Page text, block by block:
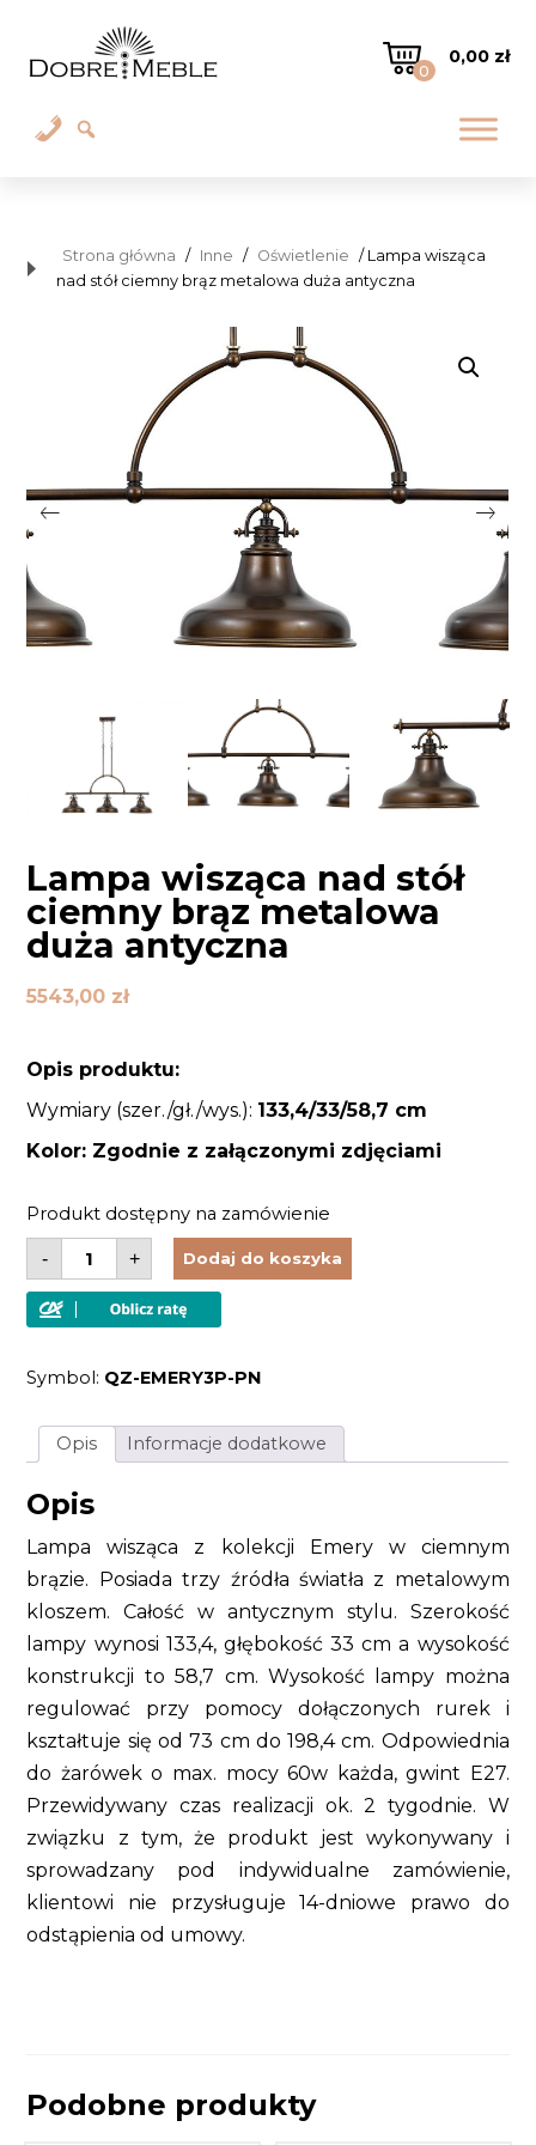
0
0,00 zł
Strona główna / Inne / Oświetlenie / Lampa wisząca
nad stół ciemny brąz metalowa duża antyczna
Lampa wisząca nad stół
ciemny brąz metalowa
duża antyczna
5543,00 zł
Opis produktu:
Wymiary (szer./gł./wys.): 133,4/33/58,7 cm
Kolor: Zgodnie z załączonymi zdjęciami
Produkt dostępny na zamówienie
-
ilość
Lampa
wisząca
nad
stół
metalowa
+ Dodaj do koszyka
Symbol: QZ-EMERY3P-PN
Opis Informacje dodatkowe
Opis
Lampa wisząca z kolekcji Emery w ciemnym
brązie. Posiada trzy źródła światła z metalowym
kloszem. Całość w antycznym stylu. Szerokość
lampy wynosi 133,4, głębokość 33 cm a wysokość
konstrukcji to 58,7 cm. Wysokość lampy można
regulować przy pomocy dołączonych rurek i
kształtuje się od 73 cm do 198,4 cm. Odpowiednia
do żarówek o max. mocy 60w każda, gwint E27.
Przewidywany czas realizacji ok. 2 tygodnie. W
związku z tym, że produkt jest wykonywany i
sprowadzany pod indywidualne zamówienie,
klientowi nie przysługuje 14-dniowe prawo do
odstąpienia od umowy.
Podobne produkty